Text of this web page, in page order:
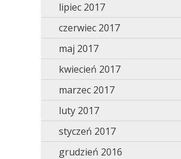
lipiec 2017
czerwiec 2017
maj 2017
kwiecień 2017
marzec 2017
luty 2017
styczeń 2017
grudzień 2016